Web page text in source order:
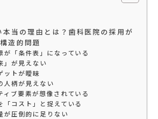
本当の理由とは？歯科医院の採用が
造的問題
が「条件表」になっている
」が見えない
ットが曖昧
人柄が見えない
ィブ要素が想像されている
「コスト」と捉えている
が圧倒的に足りない